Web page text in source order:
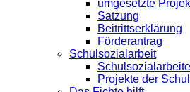
umgesetzte
Satzung
Beitrittserklärung
Förderantrag
Schul­sozialarbeit
Projekte der